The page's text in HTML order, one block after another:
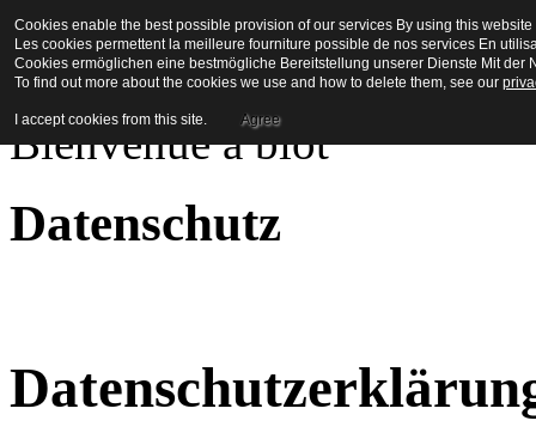
La Maison en
Bienvenue a biot
Datenschutz
Cookies enable the best possible provision of our services By using this
Les cookies permettent la meilleure fourniture possible de nos services En
Cookies ermöglichen eine bestmögliche Bereitstellung unserer Dienste Mit
To find out more about the cookies we use and how to delete them, see our
I accept cookies from this site. Agree